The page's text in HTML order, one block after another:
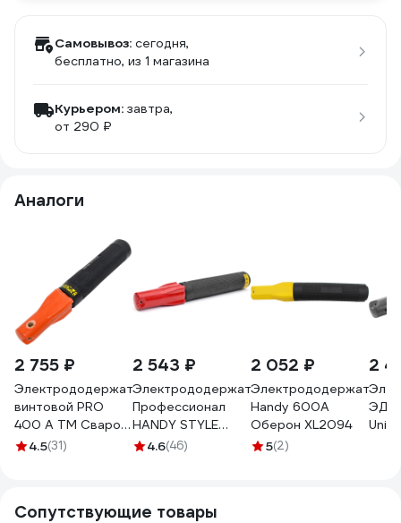
Самовывоз: сегодня,
бесплатно, из 1 магазина
Курьером: завтра,
от 290 ₽
Аналоги
2 755 ₽
Электрододержатель
винтовой PRO
400 А ТМ Сварог
99314
4.5(31)
2 543 ₽
Электрододержатель
Профессионал
HANDY STYLE
600А 0471
4.6(46)
2 052 ₽
Электрододержатель
Handy 600A
Оберон XL2094
5(2)
2
ЭД-
Сопутствующие товары